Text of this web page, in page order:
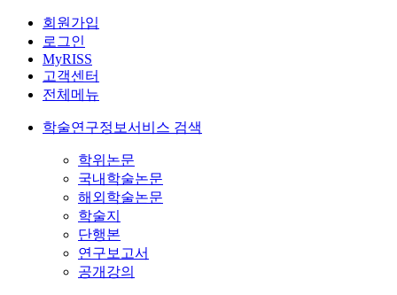
회원가입
로그인
MyRISS
고객센터
전체메뉴
학술연구정보서비스 검색
학위논문
국내학술논문
해외학술논문
학술지
단행본
연구보고서
공개강의